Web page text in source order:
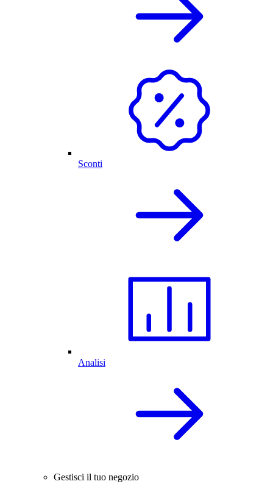
Sconti
Analisi
Gestisci il tuo negozio